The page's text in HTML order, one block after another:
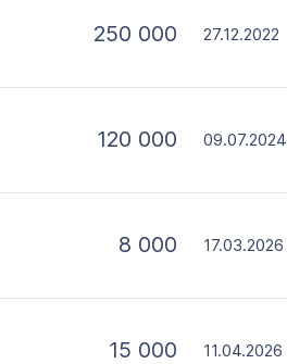
250 000 27.12.2022
120 000 09.07.2024
8 000 17.03.2026
15 000 11.04.2026